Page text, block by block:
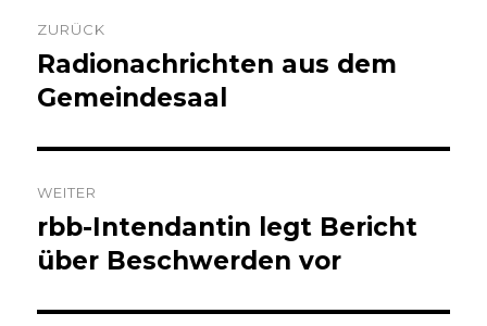
Navigation
ZURÜCK
Vorheriger
Beitrag:
Radionachrichten aus dem
Gemeindesaal
WEITER
Nächster
Beitrag:
rbb-Intendantin legt Bericht
über Beschwerden vor